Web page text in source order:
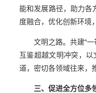
能和发展路径，助力各
度融合，优化创新环境
文明之路。共建“
互鉴超越文明冲突，
道，密切各领域往来，
三、促进全方位多